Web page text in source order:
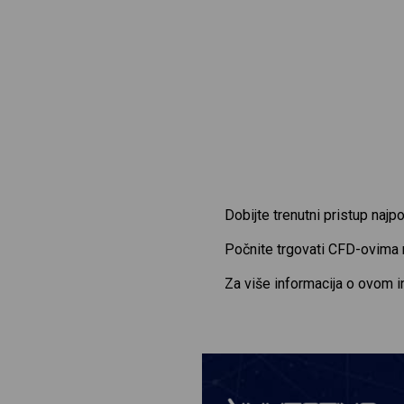
Dobijte trenutni pristup
Počnite trgovati CFD-ovima
Za više informacija o ovom